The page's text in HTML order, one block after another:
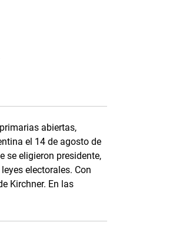
abiertas,
el 14 de agosto de
se eligieron presidente,
electorales. Con
Kirchner. En las